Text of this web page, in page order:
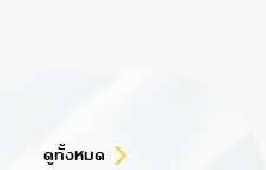
ดูทั้งหมด